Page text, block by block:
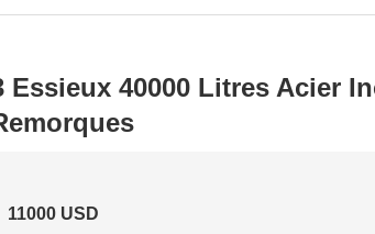
Essieux 40000 Litres Acier
11000 USD